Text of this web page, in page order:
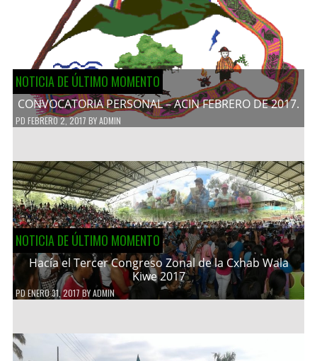
NOTICIA DE ÚLTIMO MOMENTO
CONVOCATORIA PERSONAL – ACIN FEBRERO DE 2017.
PD FEBRERO 2, 2017 BYADMIN
NOTICIA DE ÚLTIMO MOMENTO
Hacía el Tercer Congreso Zonal de la Cxhab Wala
Kiwe 2017
PDENERO 31, 2017 BYADMIN